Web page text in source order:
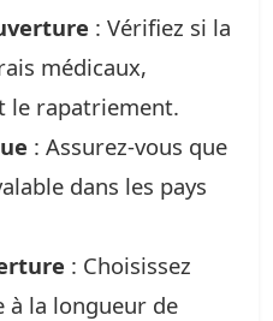
: Vérifiez si la
médicaux,
le rapatriement.
: Assurez-vous que
dans les pays
: Choisissez
à la longueur de